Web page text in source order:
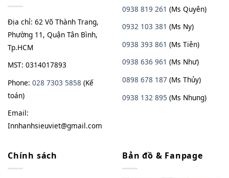
Địa chỉ: 62 Võ Thành Trang,
Phường 11, Quận Tân Bình,
Tp.HCM
MST: 0314017893
Phone: 028 7303 5858 (Kế
toán)
Email:
Innhanhsieuviet@gmail.com
0938 819 261 (Ms Quyên)
0932 103 381 (Ms Ny)
0938 393 861 (Ms Tiên)
0938 636 961 (Ms Như)
0898 678 187 (Ms Thủy)
0938 132 895 (Ms Nhung)
Chính sách Bản đồ & Fanpage